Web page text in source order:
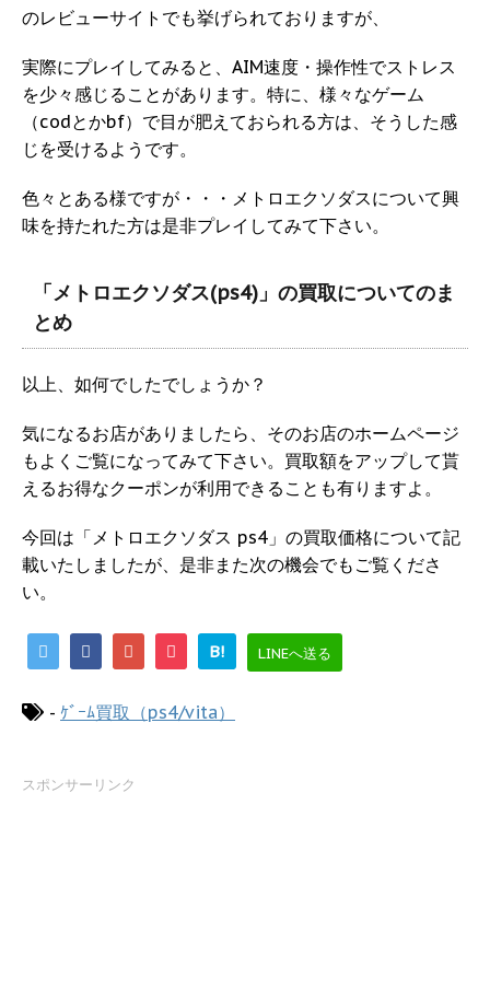
のレビューサイトでも挙げられておりますが、
実際にプレイしてみると、AIM速度・操作性でストレス
を少々感じることがあります。特に、様々なゲーム
（codとかbf）で目が肥えておられる方は、そうした感
じを受けるようです。
色々とある様ですが・・・メトロエクソダスについて興
味を持たれた方は是非プレイしてみて下さい。
「メトロエクソダス(ps4)」の買取についてのま
とめ
以上、如何でしたでしょうか？
気になるお店がありましたら、そのお店のホームページ
もよくご覧になってみて下さい。買取額をアップして貰
えるお得なクーポンが利用できることも有りますよ。
今回は「メトロエクソダス ps4」の買取価格について記
載いたしましたが、是非また次の機会でもご覧くださ
い。
B! LINEへ送る
- ｹﾞｰﾑ買取（ps4/vita）
スポンサーリンク